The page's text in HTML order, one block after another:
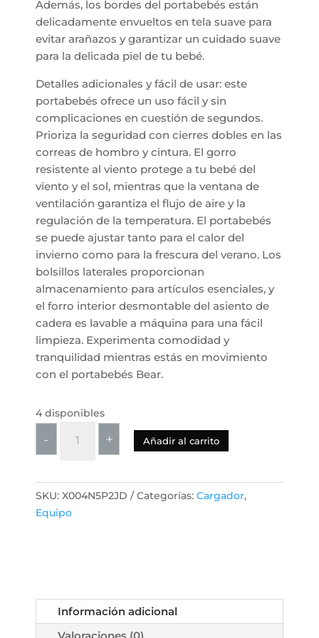
Además, los bordes del portabebés están
delicadamente envueltos en tela suave para
evitar arañazos y garantizar un cuidado suave
para la delicada piel de tu bebé.
Detalles adicionales y fácil de usar: este
portabebés ofrece un uso fácil y sin
complicaciones en cuestión de segundos.
Prioriza la seguridad con cierres dobles en las
correas de hombro y cintura. El gorro
resistente al viento protege a tu bebé del
viento y el sol, mientras que la ventana de
ventilación garantiza el flujo de aire y la
regulación de la temperatura. El portabebés
se puede ajustar tanto para el calor del
invierno como para la frescura del verano. Los
bolsillos laterales proporcionan
almacenamiento para artículos esenciales, y
el forro interior desmontable del asiento de
cadera es lavable a máquina para una fácil
limpieza. Experimenta comodidad y
tranquilidad mientras estás en movimiento
con el portabebés Bear.
4 disponibles
-
Portabebés
cargador
ergonómico
6
nacidos
a
niños
+ Añadir al carrito
SKU: X004N5P2JD Categorías: Cargador,
Equipo
Información adicional
Valoraciones (0)